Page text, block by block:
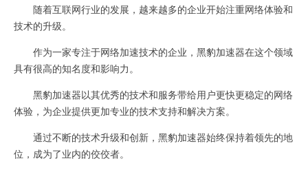
随着互联网行业的发展，越来越多的企业开始注重网络体验和
技术的升级。
作为一家专注于网络加速技术的企业，黑豹加速器在这个领域
具有很高的知名度和影响力。
黑豹加速器以其优秀的技术和服务带给用户更快更稳定的网络
体验，为企业提供更加专业的技术支持和解决方案。
通过不断的技术升级和创新，黑豹加速器始终保持着领先的地
位，成为了业内的佼佼者。